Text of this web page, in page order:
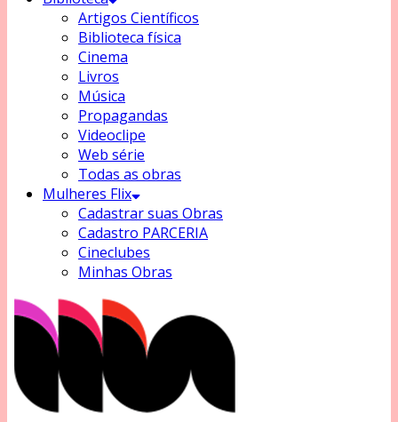
Artigos Científicos
Biblioteca física
Cinema
Livros
Música
Propagandas
Videoclipe
Web série
Todas as obras
Mulheres Flix
Cadastrar suas Obras
Cadastro PARCERIA
Cineclubes
Minhas Obras